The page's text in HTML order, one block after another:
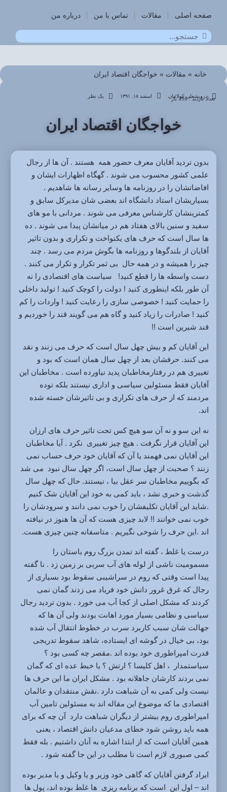
صفحه اصلی مقالات تماس با من درباره من
خانه » مقالات » خواجگان اقتصاد ایران
درویشعلی کولائیان اسفند ۱۸, ۱۳۹۱ یک نظر تعداد بازدید : 359 بار
خواجگان اقتصاد ایران
بدون تردید آقایان معرف حضور همه هستند . آن ها از رجال
علمی کشور محسوب می شوند . گهگاه اظهارات ایشان و
افاضاتشان را در روزنامه ها وسایر رسانه ها شاهدیم .
بسیاریشان استاد دانشگاه اند بعضی شان مدیرکل سابق و
کمترینشان کارشناس معرفی می شوند . مردانی با مو های
سفید و سنین بالای هفتاد هم در میانشان پبدا می شوند . ده
ها سال است که حرف های یکنواخت و تکراری و بدون تاثیر
آقایان از بلندگوها و روزنامه ها بگوش مردم می رسد . چند
چیز را همیشه و در همه حال بی ثمر تکرار و تکرار می کنند .
دست واسطه ها را قطع کنید! سیاست های اقتصادی را نه
آن طور بلکه اینطوری کنید ! دولت را کوچک کنید ! تولید داخلی
را حمایت کنید ! خصوصی سازی را رعایت کنید ! واردات را کم
کنید ! صادرات را زیاد کنید و گاه هم می گویند قند را خوردیم و
قند شیرین است !!
این آقایان کم و بیش چهل سال است که حرف می زنند و نقد
می کنند. حرفشان بعد از چهل سال همان است که بود و
تغییری هم در رفتارمخاطبان پدید نیاورده است . مخاطبان این
آقایان فقط مسئولین سیاسی و اداری نیستند بلکه توده
مردمند که از حرف های تکراری و بی تاثیرشان خسته شده
اند.
نه این سو و نه آن سو هیچ کس تحت تاثیر حرف های ارزان
این آقایان قرار نگرفت . هیچ چیز تغییری نکرد . آیا مخاطبان
این آقایان نمی فهمند یا آن که آقایان خود حرف حساب نمی
زنند ؟ صحبت از چهل سال است، اگر چهل سال نبود می شد
که بگوییم مخاطبان سر عقل بیا ، نیستند. حال که چهل سال
گذشت و خبری نشد ، باید کمی به خود این آقایان شک کنیم
.شاید این آقایان تکلیفشان را خوب نمی دانند و سرودشان را
خوب نمی خوانند !! لابد چیزی هست که آن ها هنوز در نیافته
اند .این حرف را شوخی نگیریم . متاسفانه چنین چیزی هست.
درست یا غلط ، گفته اند تمدن بزرگ روم باستان را
مسمومیت ناشی از لوله های آب سربی بر زمین زد . نا گفته
پیدا است وقتی که روم در سراشیبی سقوط بود بسیاری از
رجال که غرق غرور دانش خود فریاد می زدند گمان نمی
کردند که مشکل اصلی از کجا آب می خورد . بدون تردید رجال
سیاسی و نظامی بسیار مورد اهانت بودند ولی آن ها که
جهالت شان سبب کاربرد سرب در خطوط انتقال آب شده
بود، بی خیال در گوشه ای ایستاده، شاهد سقوط تدریجی
قدرت امپراطوری خود بوده اند .مقصر چه کسی بود ؟
سیاستمدار ، اهل کلیسا ؟ ارتش ؟ یا خبط عده ای که گمان
نمی بردند کارشان جاهلانه بود . مشکل ایران ما این حرف ها
نیست ولی کمی به آن شباهت دارد .نقش منتقدان و عالمان
اقتصادی ما که موضوع این مقاله اند به مسئولین تامین آب
امپراطوری روم بیشتر از دیگران شباهت دارد آن چه که برای
همه باید روشن شود خطای مدعیان دانش اقتصاد ، یعنی
همین آقایان است که از ابتدا اشاره به آنان داشتیم . بله فقط
کمی صبوری لازم است تا مطلب در این جا گفته شود .
ایراد گرفتن آقایان که گاهی خود وزیر و یا وکیل و یا مدیر بوده
اند – اول این است که برنامه ریزی ها غلط بوده اند، پول ها